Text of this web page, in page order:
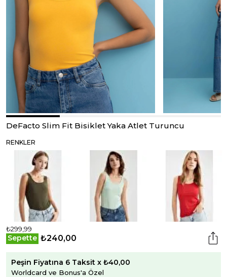
DeFacto Slim Fit Bisiklet Yaka Atlet Turuncu
RENKLER
₺299,99
Sepette ₺240,00
Peşin Fiyatına 6 Taksit x ₺40,00
Worldcard ve Bonus'a Özel